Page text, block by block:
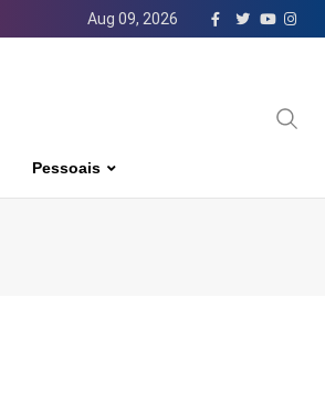
Aug 09, 2026
Pessoais